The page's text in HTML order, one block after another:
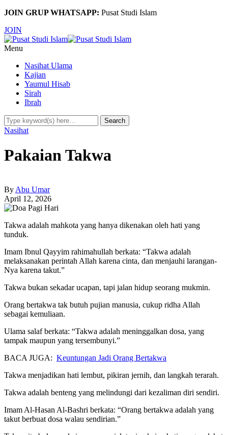
JOIN GRUP WHATSAPP: Pusat Studi Islam
JOIN
Menu
Nasihat Ulama
Kajian
Yaumul Hisab
Sirah
Ibrah
Nasihat
Pakaian Takwa
By Abu Umar
April 12, 2026
Takwa adalah mahkota yang hanya dikenakan oleh hati yang
tunduk.
Imam Ibnul Qayyim rahimahullah berkata: “Takwa adalah
melaksanakan perintah Allah karena cinta, dan menjauhi larangan-
Nya karena takut.”
Takwa bukan sekadar ucapan, tapi jalan hidup seorang mukmin.
Orang bertakwa tak butuh pujian manusia, cukup ridha Allah
sebagai kemuliaan.
Ulama salaf berkata: “Takwa adalah meninggalkan dosa, yang
tampak maupun yang tersembunyi.”
BACA JUGA: Keuntungan Jadi Orang Bertakwa
Takwa menjadikan hati lembut, pikiran jernih, dan langkah terarah.
Takwa adalah benteng yang melindungi dari kezaliman diri sendiri.
Imam Al-Hasan Al-Bashri berkata: “Orang bertakwa adalah yang
takut berbuat dosa walau sendirian.”